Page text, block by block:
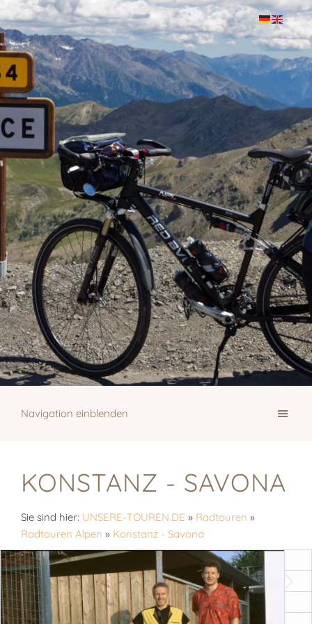
Navigation einblenden
KONSTANZ - SAVONA
Sie sind hier: UNSERE-TOUREN.DE » Radtouren »
Radtouren Alpen » Konstanz - Savona